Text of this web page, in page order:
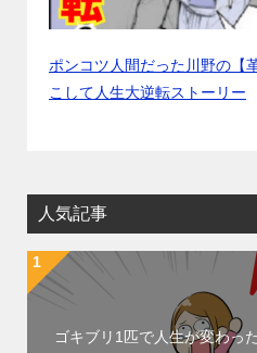
ポンコツ人間だった川野の【
こして人生大逆転ストーリー
人気記事
ゴキブリ1匹で人生が変わっ